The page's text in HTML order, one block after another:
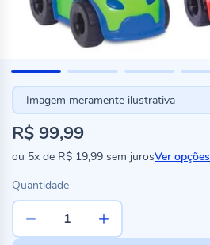
Imagem meramente ilustrativa
R$ 99,99
ou 5x de R$ 19,99 sem jurosVer opções
Quantidade